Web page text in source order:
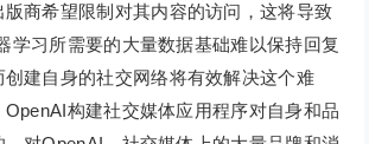
商希望限制对其内容的访问，这将导致
学习所需要的大量数据基础难以保持回复
建自身的社交网络将有效解决这个难
构建社交媒体应用程序对自身和品